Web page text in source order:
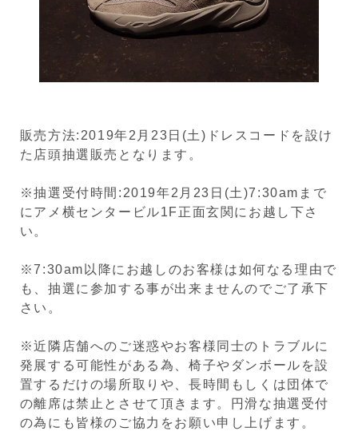
販売方法:2019年2月23日(土)ドレスコードを設け
た店頭抽選販売となります。
※抽選受付時間:2019年2月23日(土)7:30amまで
にアメ横センタービル1F正面玄関にお越し下さ
い。
※7:30am以降にお越しのお客様は如何なる理由で
も、抽選に参加する事が出来ませんのでご了承下
さい。
※近隣店舗へのご迷惑やお客様同士のトラブルに
発展する可能性がある為、椅子やダンボールを設
置するだけの場所取りや、長時間もしくは団体で
の離席は禁止とさせて頂きます。円滑な抽選受付
の為にも皆様のご協力をお願い申し上げます。